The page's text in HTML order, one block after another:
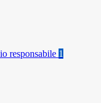
responsabile 1